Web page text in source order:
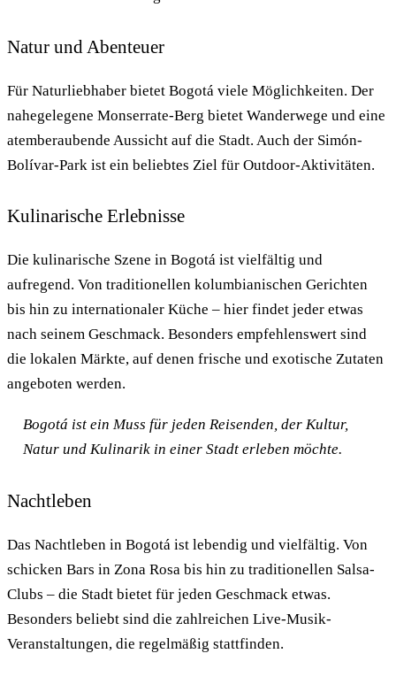
Natur und Abenteuer
Für Naturliebhaber bietet Bogotá viele Möglichkeiten. Der
nahegelegene Monserrate-Berg bietet Wanderwege und eine
atemberaubende Aussicht auf die Stadt. Auch der Simón-
Bolívar-Park ist ein beliebtes Ziel für Outdoor-Aktivitäten.
Kulinarische Erlebnisse
Die kulinarische Szene in Bogotá ist vielfältig und
aufregend. Von traditionellen kolumbianischen Gerichten
bis hin zu internationaler Küche – hier findet jeder etwas
nach seinem Geschmack. Besonders empfehlenswert sind
die lokalen Märkte, auf denen frische und exotische Zutaten
angeboten werden.
Bogotá ist ein Muss für jeden Reisenden, der Kultur,
Natur und Kulinarik in einer Stadt erleben möchte.
Nachtleben
Das Nachtleben in Bogotá ist lebendig und vielfältig. Von
schicken Bars in Zona Rosa bis hin zu traditionellen Salsa-
Clubs – die Stadt bietet für jeden Geschmack etwas.
Besonders beliebt sind die zahlreichen Live-Musik-
Veranstaltungen, die regelmäßig stattfinden.